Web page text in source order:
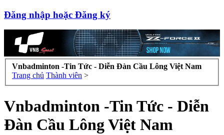
Đăng nhập hoặc Đăng ký
Vnbadminton -Tin Tức - Diễn Đàn Cầu Lông Việt Nam
Trang chủ Thành viên >
Vnbadminton -Tin Tức - Diễn
Đàn Cầu Lông Việt Nam